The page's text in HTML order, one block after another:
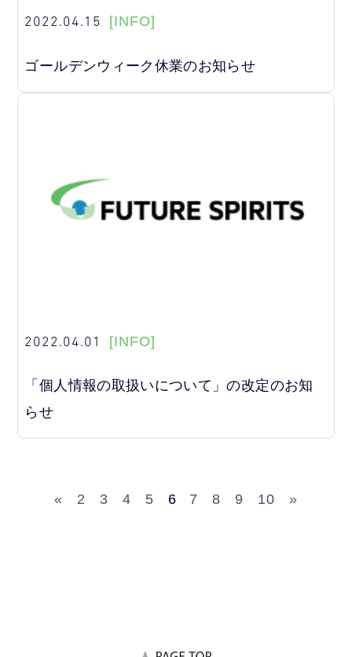
2022.04.15 [INFO]
ゴールデンウィーク休業のお知らせ
2022.04.01 [INFO]
「個人情報の取扱いについて」の改定のお知
らせ
« 2 3 4 5 6 7 8 9 10 »